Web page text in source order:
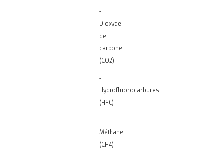
-
Dioxyde
de
carbone
(CO2)
-
Hydrofluorocarbures
(HFC)
-
Méthane
(CH4)